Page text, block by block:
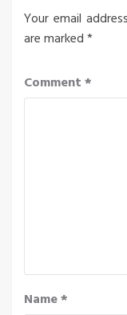
Your email
are marked*
Comment*
Name*